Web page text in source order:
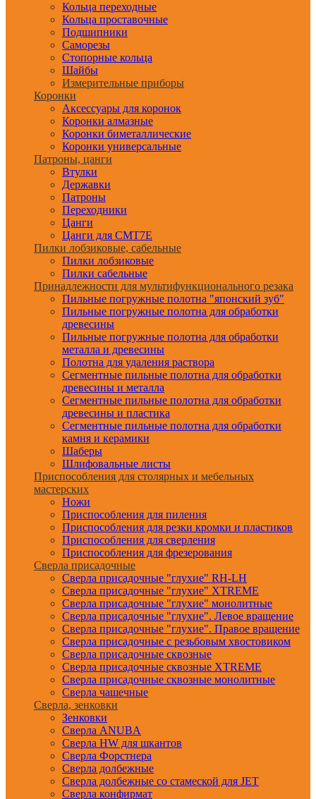
Кольца переходные
Кольца проставочные
Подшипники
Саморезы
Стопорные кольца
Шайбы
Измерительные приборы
Коронки
Аксессуары для коронок
Коронки алмазные
Коронки биметаллические
Коронки универсальные
Патроны, цанги
Втулки
Державки
Патроны
Переходники
Цанги
Цанги для CMT7E
Пилки лобзиковые, сабельные
Пилки лобзиковые
Пилки сабельные
Принадлежности для мультифункционального резака
Пильные погружные полотна "японский зуб"
Пильные погружные полотна для обработки
древесины
Пильные погружные полотна для обработки
металла и древесины
Полотна для удаления раствора
Сегментные пильные полотна для обработки
древесины и металла
Сегментные пильные полотна для обработки
древесины и пластика
Сегментные пильные полотна для обработки
камня и керамики
Шаберы
Шлифовальные листы
Приспособления для столярных и мебельных
мастерских
Ножи
Приспособления для пиления
Приспособления для резки кромки и пластиков
Приспособления для сверления
Приспособления для фрезерования
Сверла присадочные
Сверла присадочные "глухие" RH-LH
Сверла присадочные "глухие" XTREME
Сверла присадочные "глухие" монолитные
Сверла присадочные "глухие". Левое вращение
Сверла присадочные "глухие". Правое вращение
Сверла присадочные с резьбовым хвостовиком
Сверла присадочные сквозные
Сверла присадочные сквозные XTREME
Сверла присадочные сквозные монолитные
Сверла чашечные
Сверла, зенковки
Зенковки
Сверла ANUBA
Сверла HW для шкантов
Сверла Форстнера
Сверла долбежные
Сверла долбежные со стамеской для JET
Сверла конфирмат